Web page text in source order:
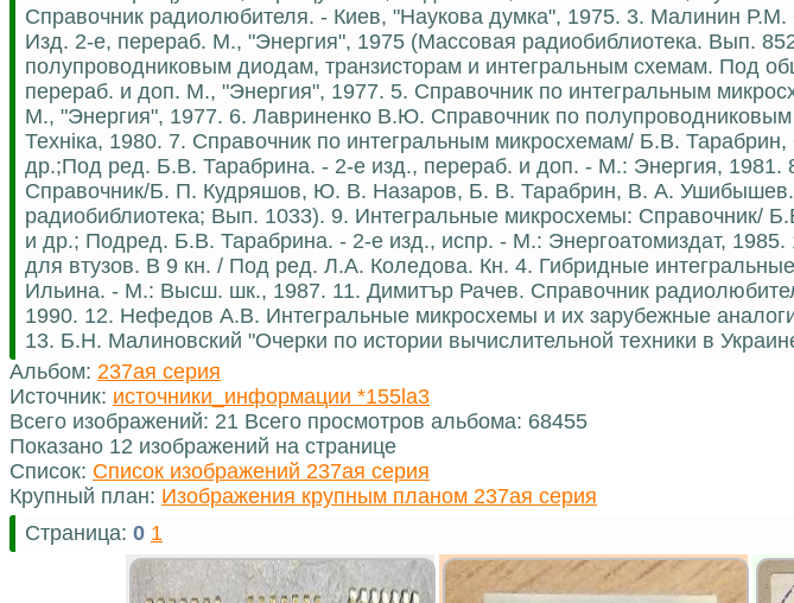
Справочник радиолюбителя. - Киев, "Наукова думка", 1975. 3. Малинин
Изд. 2-е, перераб. М., "Энергия", 1975 (Массовая радиобиблиотека. Вып.
полупроводниковым диодам, транзисторам и интегральным схемам. Под
перераб. и доп. М., "Энергия", 1977. 5. Справочник по интегральным
М., "Энергия", 1977. 6. Лавриненко В.Ю. Справочник по
Технiка, 1980. 7. Справочник по интегральным микросхемам/ Б.В.
др.;Под ред. Б.В. Тарабрина. - 2-е изд., перераб. и доп. - М.: Энергия, 1981.
Справочник/Б. П. Кудряшов, Ю. В. Назаров, Б. В. Тарабрин, В. А.
радиобиблиотека; Вып. 1033). 9. Интегральные микросхемы:
и др.; Подред. Б.В. Тарабрина. - 2-е изд., испр. - М.: Энергоатомиздат, 1985.
для втузов. В 9 кн. / Под ред. Л.А. Коледова. Кн. 4. Гибридные
Ильина. - М.: Высш. шк., 1987. 11. Димитър Рачев. Справочник
1990. 12. Нефедов А.В. Интегральные микросхемы и их зарубежные
13. Б.Н. Малиновский "Очерки по истории вычислительной техники в
Альбом: 237ая серия
Источник: источники_информации *155la3
Всего изображений: 21 Всего просмотров альбома: 68455
Показано 12 изображений на странице
Список: Список изображений 237ая серия
Крупный план: Изображения крупным планом 237ая серия
Страница: 0 1